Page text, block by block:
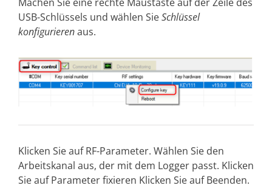
USB-Schlüssels und wählen SieSchlüssel
konfigurierenaus.
Klicken Sie auf RF-Parameter. Wählen Sie den
Arbeitskanal aus, der mit dem Logger passt. Klicken
Sie auf Parameter fixieren Klicken Sie auf Beenden.